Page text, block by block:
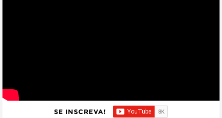
SE INSCREVA!